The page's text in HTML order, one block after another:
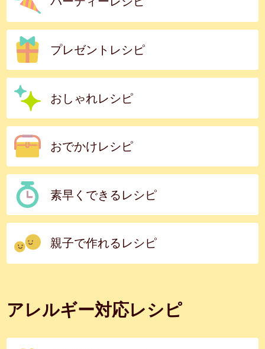
プレゼントレシピ
おしゃれレシピ
おでかけレシピ
素早くできるレシピ
親子で作れるレシピ
アレルギー対応レシピ